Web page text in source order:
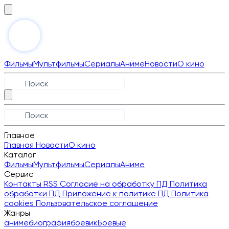
ФильмыМультфильмыСериалыАнимеНовостиО кино
Главное
Главная НовостиО кино
Каталог
ФильмыМультфильмыСериалыАниме
Сервис
Контакты RSS Согласие на обработку ПД Политика
обработки ПД Приложение к политике ПД Политика
cookies Пользовательское соглашение
Жанры
анимебиографиябоевикБоевые